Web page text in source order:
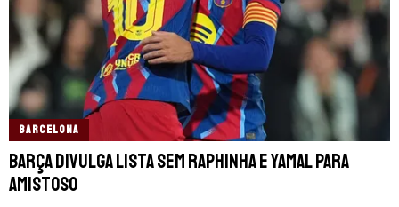
BARCELONA
Barça divulga lista sem Raphinha e Yamal para
amistoso